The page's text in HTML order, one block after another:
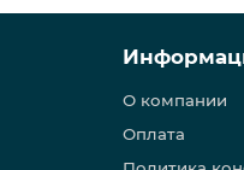
О компании
Оплата